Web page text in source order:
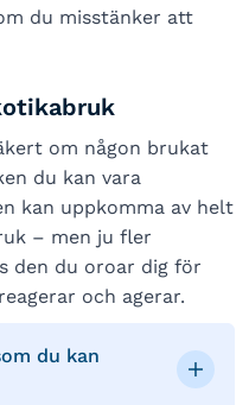
du misstänker att
om någon brukat
du kan vara
kan uppkomma av helt
– men ju fler
den du oroar dig för
och agerar.
du kan